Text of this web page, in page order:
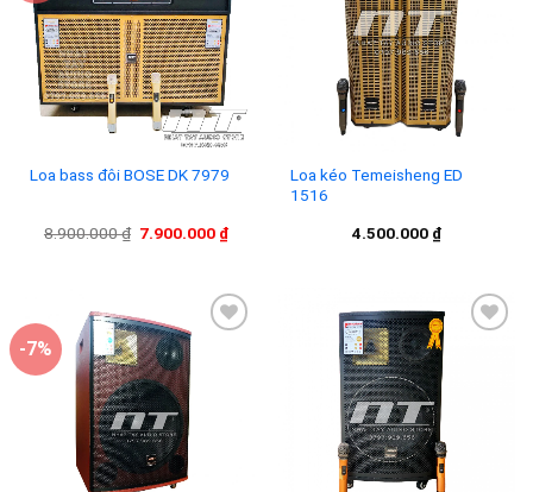
Add to
wishlist
Loa bass đôi BOSE DK 7979
8.900.000₫ Giá
7.900.000 ₫Giá
7.900.000 ₫.
wishlist
Loa kéo Temeisheng ED
1516
4.500.000 ₫
-7%